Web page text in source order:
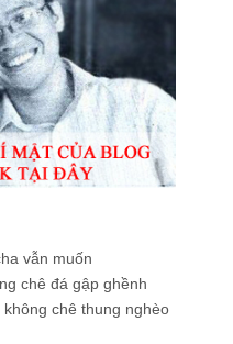
vẫn muốn
chê đá gập ghềnh
chê thung nghèo